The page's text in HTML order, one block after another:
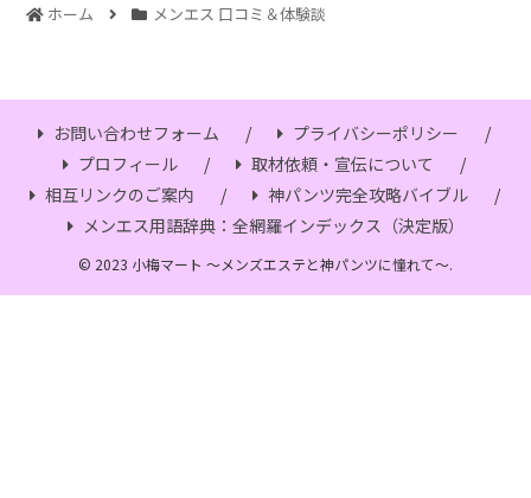
ホーム メンエス 口コミ＆体験談
お問い合わせフォーム
プライバシーポリシー
プロフィール
取材依頼・宣伝について
相互リンクのご案内
神パンツ完全攻略バイブル
メンエス用語辞典：全網羅インデックス（決定版）
© 2023 小梅マート ～メンズエステと神パンツに憧れて～.